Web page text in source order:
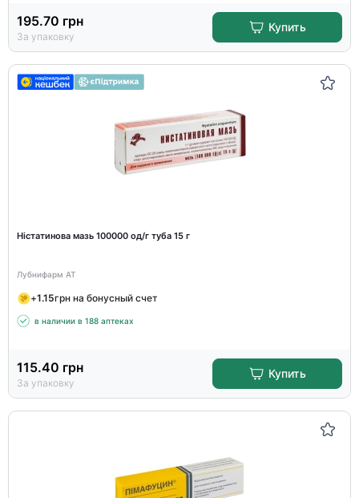
195.70 грн
За упаковку
Купить
Ністатинова мазь 100000 од/г туба 15 г
Лубнифарм АТ
+1.15грн на бонусный счет
в наличии в 188 аптеках
115.40 грн
За упаковку
Купить